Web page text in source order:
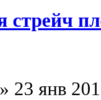
стрейч
» 23 янв